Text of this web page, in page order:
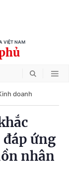
VIỆT NAM
doanh
đáp ứng
nhân